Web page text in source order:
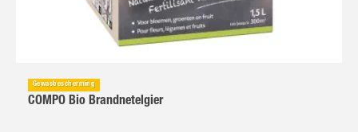
Gewasbescherming
COMPO Bio Brandnetelgier